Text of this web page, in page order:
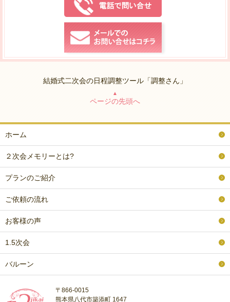
結婚式二次会の日程調整ツール「調整さん」
▲
ページの先頭へ
ホーム
２次会メモリーとは?
プランのご紹介
ご依頼の流れ
お客様の声
1.5次会
バルーン
〒866-0015
熊本県八代市築添町 1647